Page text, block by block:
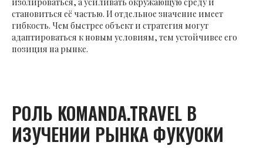
становиться её частью. И отдельное значение имеет
гибкость. Чем быстрее объект и стратегия могут
адаптироваться к новым условиям, тем устойчивее его
позиция на рынке.
РОЛЬ KOMANDA.TRAVEL В
ИЗУЧЕНИИ РЫНКА ФУКУОКИ